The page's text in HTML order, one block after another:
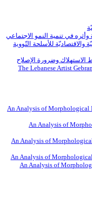
في تنمية النمو الاجتماعي
والاقتصاديّة للأسلحة النّووية
الاستهلاك وضرورة الإصلاح
The Lebanese Artist
An Analysis of Morphological
An Analysis of
An Analysis of
An Analysis of Morphological
An Analysis of